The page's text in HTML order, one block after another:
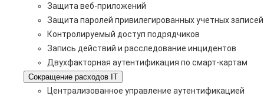
Защита веб-приложений
Защита паролей привилегированных учетных записей
Контролируемый доступ подрядчиков
Запись действий и расследование инцидентов
Двухфакторная аутентификация по смарт-картам
Сокращение расходов IT
Централизованное управление аутентификацией